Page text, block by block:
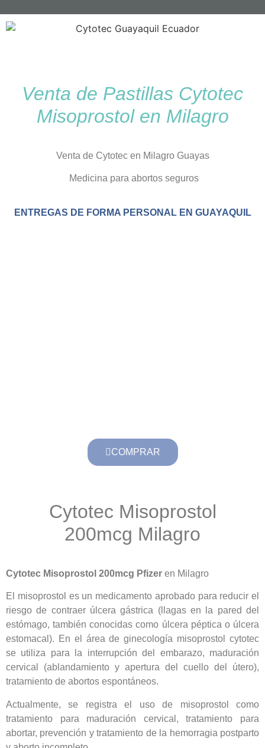
Venta de Pastillas Cytotec
Misoprostol en Milagro
Venta de Cytotec en Milagro Guayas
Medicina para abortos seguros
ENTREGAS DE FORMA PERSONAL EN GUAYAQUIL
COMPRAR
Cytotec Misoprostol
200mcg Milagro
Cytotec Misoprostol 200mcg Pfizer en Milagro
El misoprostol es un medicamento aprobado para reducir el
riesgo de contraer úlcera gástrica (llagas en la pared del
estómago, también conocidas como úlcera péptica o úlcera
estomacal). En el área de ginecología misoprostol cytotec
se utiliza para la interrupción del embarazo, maduración
cervical (ablandamiento y apertura del cuello del útero),
tratamiento de abortos espontáneos.
Actualmente, se registra el uso de misoprostol como
tratamiento para maduración cervical, tratamiento para
abortar, prevención y tratamiento de la hemorragia postparto